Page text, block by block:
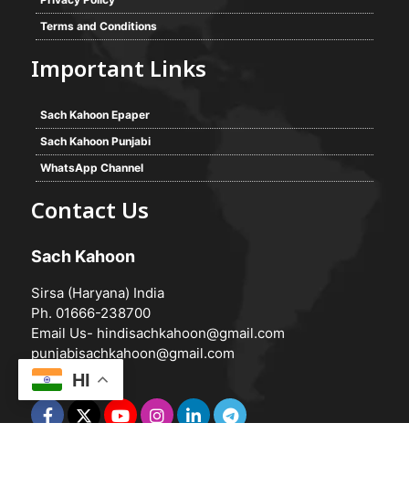
Terms and Conditions
Important Links
Sach Kahoon Epaper
Sach Kahoon Punjabi
WhatsApp Channel
Contact Us
Sach Kahoon
Sirsa (Haryana) India
Ph. 01666-238700
Email Us- hindisachkahoon@gmail.com
punjabisachkahoon@gmail.com
HI